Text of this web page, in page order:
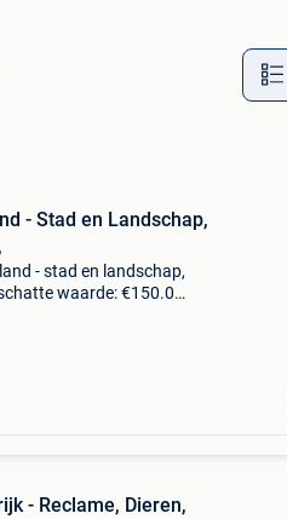
- Stad en Landschap,
- stad en landschap,
waarde: €150.0
- Reclame, Dieren,